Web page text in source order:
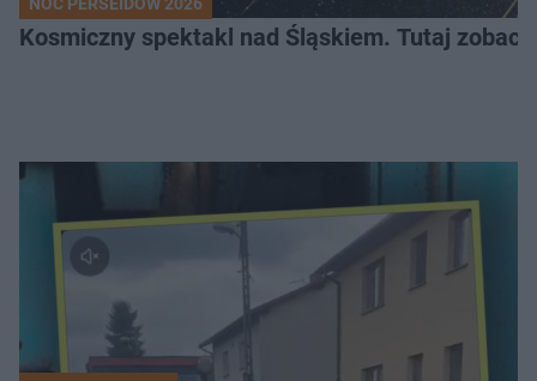
Kosmiczny spektakl nad Śląskiem. Tutaj